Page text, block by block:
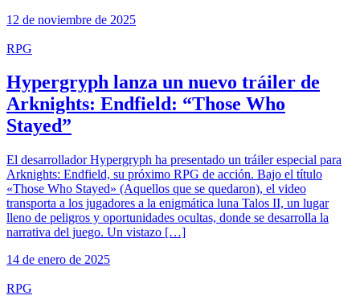
12 de noviembre de 2025
RPG
Hypergryph lanza un nuevo tráiler de
Arknights: Endfield: “Those Who
Stayed”
El desarrollador Hypergryph ha presentado un tráiler especial para
Arknights: Endfield, su próximo RPG de acción. Bajo el título
«Those Who Stayed» (Aquellos que se quedaron), el video
transporta a los jugadores a la enigmática luna Talos II, un lugar
lleno de peligros y oportunidades ocultas, donde se desarrolla la
narrativa del juego. Un vistazo […]
14 de enero de 2025
RPG